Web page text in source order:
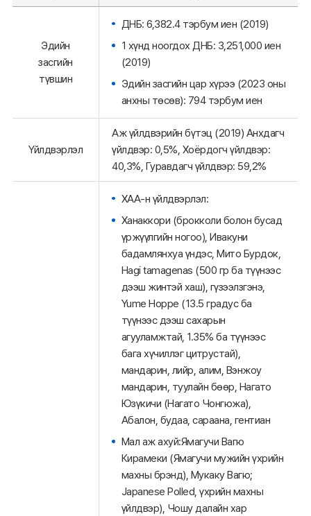
Эдийн
засгийн
түвшин
ДНБ: 6,382.4 тэрбум иен (2019)
1 хүнд ноогдох ДНБ: 3,251,000 иен
(2019)
Эдийн засгийн цар хүрээ (2023 оны
анхны төсөв): 794 тэрбум иен
Үйлдвэрлэл
Аж үйлдвэрийн бүтэц (2019) Анхдагч
үйлдвэр: 0,5%, Хоёрдогч үйлдвэр:
40,3%, Гуравдагч үйлдвэр: 59,2%
ХАА-н үйлдвэрлэл:
Ханаккори (брокколи болон бусад
үржүүлгийн ногоо), Ивакуни
бадамлянхуа үндэс, Мито Бурдок,
Hagi tamagenas (500 гр ба түүнээс
дээш жинтэй хаш), гүзээлзгэнэ,
Yume Hoppe (13.5 градус ба
түүнээс дээш сахарын
агууламжтай, 1.35% ба түүнээс
бага хүчиллэг цитрустай),
мандарин, лийр, алим, Вэнжоу
мандарин, туулайн бөөр, Нагато
Юзүкичи (Нагато Чонгюжа),
Абалон, будаа, сараана, гентиан
Мал аж ахуй:Ямагучи Вагю
Кирамеки (Ямагучи мужийн үхрийн
махны брэнд), Мукаку Вагю;
Japanese Polled, үхрийн махны
үйлдвэр), Чошу далайн хар